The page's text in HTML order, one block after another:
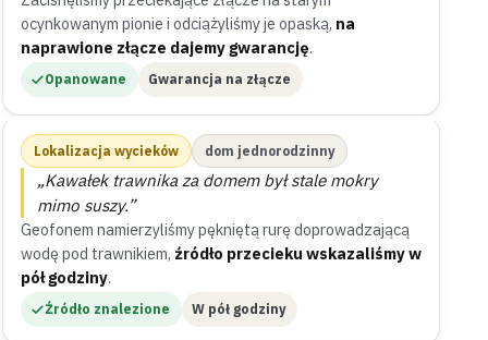
ocynkowanym pionie i odciążyliśmy je opaską, na
naprawione złącze dajemy gwarancję.
Opanowane Gwarancja na złącze
Lokalizacja wycieków dom jednorodzinny
„Kawałek trawnika za domem był stale mokry
mimo suszy.”
Geofonem namierzyliśmy pękniętą rurę doprowadzającą
wodę pod trawnikiem, źródło przecieku wskazaliśmy w
pół godziny.
Źródło znalezione W pół godziny